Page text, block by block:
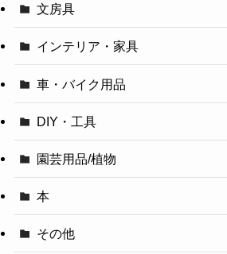
文房具
インテリア・家具
車・バイク用品
DIY・工具
園芸用品/植物
本
その他